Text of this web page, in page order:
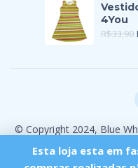
4You
R$33,90
© Copyright 2024, Blue
Esta loja esta em